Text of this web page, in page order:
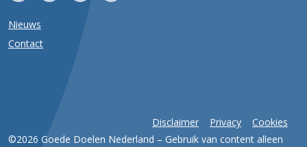
Nieuws
Contact
Disclaimer Privacy
Cookies
©2026 Goede Doelen Nederland – Gebruik van content alleen